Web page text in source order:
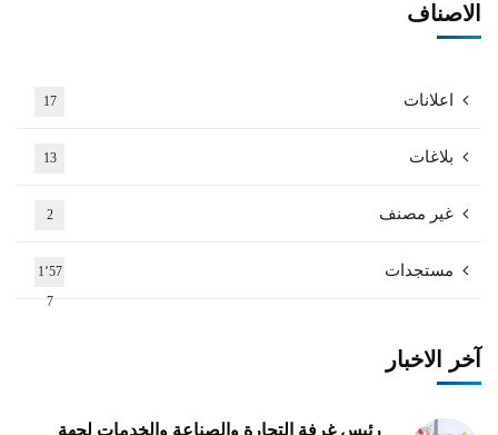
الاصناف
اعلانات 17
بلاغات 13
غير مصنف 2
مستجدات
1٬57
7
آخر الاخبار
رئيس غرفة التجارة والصناعة والخدمات لجهة